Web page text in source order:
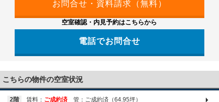
空室確認・内見予約はこちらから
電話でお問合せ
こちらの物件の空室状況
2階 賃料： ご成約済 管：ご成約済（64.95坪）